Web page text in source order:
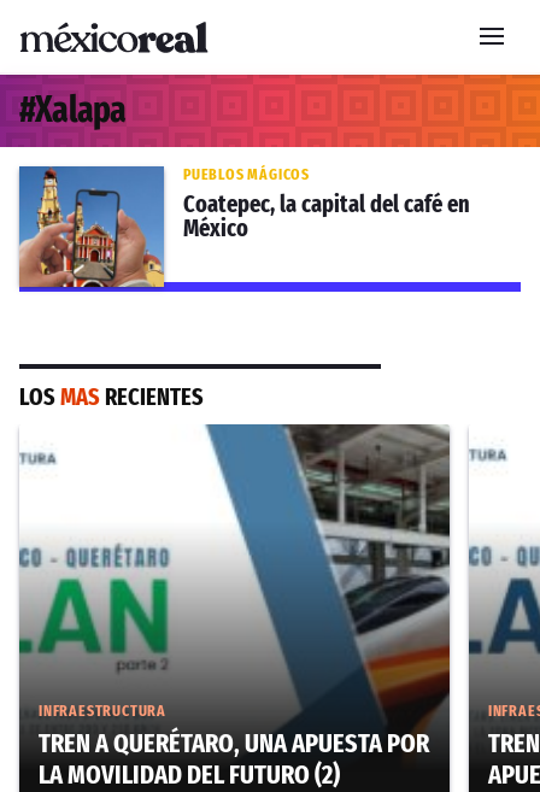
#Xalapa
PUEBLOS MÁGICOS
Coatepec, la capital del café en
México
LOSMAS RECIENTES
INFRAESTRUCTURA
TREN A QUERÉTARO, UNA APUESTA POR
LA MOVILIDAD DEL FUTURO (2)